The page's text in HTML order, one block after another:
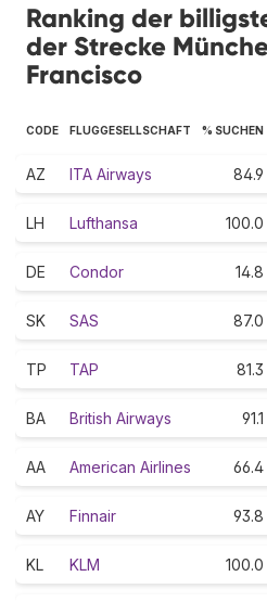
Ranking der
der Strecke
Francisco
CODE FLUGGESELLSCHAFT % SUCHEN
AZ ITA Airways 84.9
LH Lufthansa 100.0
DE Condor 14.8
SK SAS 87.0
TP TAP 81.3
BA British Airways 91.1
AA American Airlines 66.4
AY Finnair 93.8
KL KLM 100.0